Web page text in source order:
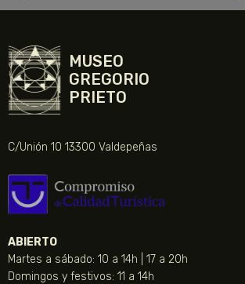
MUSEO
GREGORIO
PRIETO
C/Unión 10 13300 Valdepeñas
ABIERTO
Martes a sábado: 10 a 14h | 17 a 20h
Domingos y festivos: 11 a 14h